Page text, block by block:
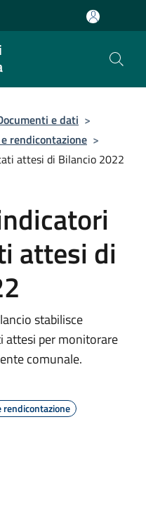
e dati >
rendicontazione >
attesi di Bilancio 2022
attesi di
stabilisce
attesi per monitorare
comunale.
rendicontazione